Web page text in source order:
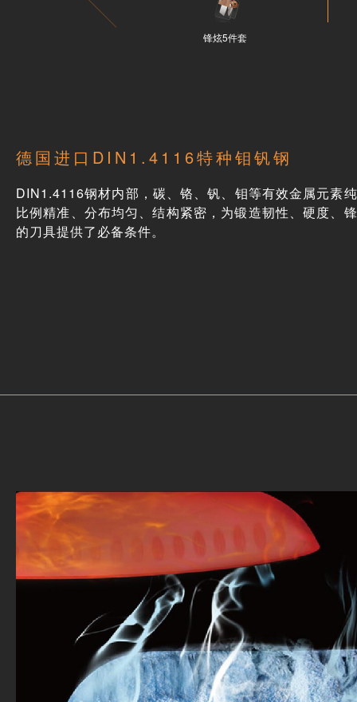
锋炫5件套
德国进口DIN1.4116特种钼钒钢
DIN1.4116钢材内部，碳、铬、钒、钼等有效金属元素
比例精准、分布均匀、结构紧密，为锻造韧性、硬度、
的刀具提供了必备条件。